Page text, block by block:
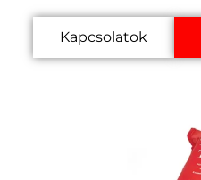
Kapcsolatok